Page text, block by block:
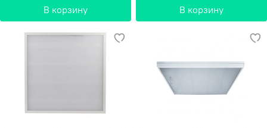
В корзину В корзину